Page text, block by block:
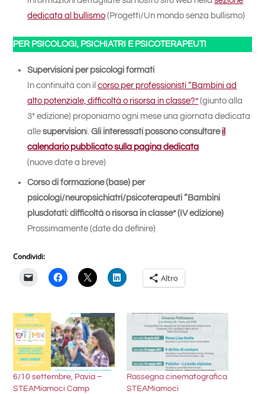
dedicata al bullismo (Progetti/Un mondo senza bullismo)
PER PSICOLOGI, PSICHIATRI E PSICOTERAPEUTI
Supervisioni per psicologi formati
In continuità con ilcorso per professionisti “Bambini ad
alto potenziale, difficoltà o risorsa in classe?” (giunto alla
3° edizione) proponiamo ogni mese una giornata dedicata
allesupervisioni.Gli interessati possono consultare il
calendario pubblicato sulla pagina dedicata
(nuove date a breve)
Corso di formazione (base) per
psicologi/neuropsichiatri/psicoterapeuti “Bambini
plusdotati: difficoltà o risorsa in classe” (IV edizione)
Prossimamente (date da definire)
Condividi:
Altro
6/10 settembre, Pavia –
STEAMiamoci Camp
Rassegna cinematografica
STEAMiamoci